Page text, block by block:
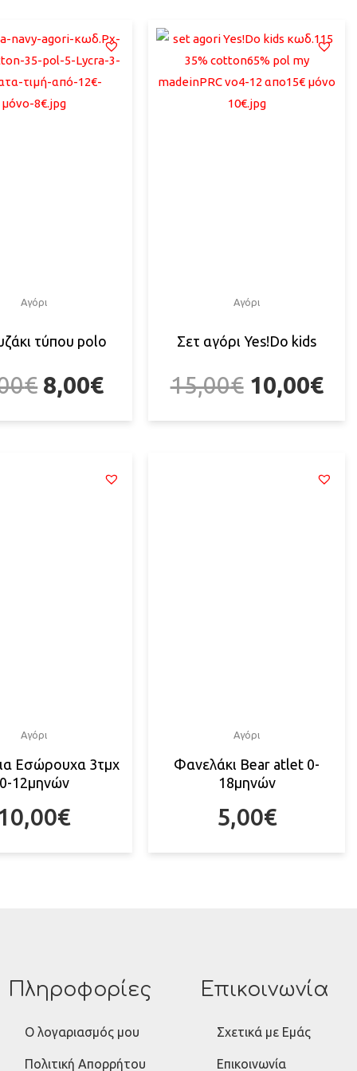
Αγόρι
τύπου polo
€ 8,00€
Αγόρι
Σετ αγόρι Yes!Do kids
15,00€ 10,00€
Αγόρι
Εσώρουχα 3τμχ
0-12μηνών
€
Αγόρι
Φανελάκι Bear atlet 0-
18μηνών
5,00€
Πληροφορίες
Ο λογαριασμός μου
Πολιτική Απορρήτου
Επικοινωνία
Σχετικά με Εμάς
Επικοινωνία